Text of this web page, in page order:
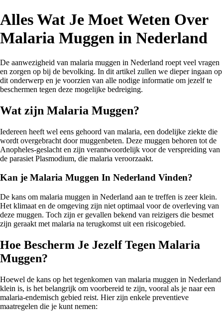
Alles Wat Je Moet Weten Over
Malaria Muggen in Nederland
De aanwezigheid van malaria muggen in Nederland roept veel vragen
en zorgen op bij de bevolking. In dit artikel zullen we dieper ingaan op
dit onderwerp en je voorzien van alle nodige informatie om jezelf te
beschermen tegen deze mogelijke bedreiging.
Wat zijn Malaria Muggen?
Iedereen heeft wel eens gehoord van malaria, een dodelijke ziekte die
wordt overgebracht door muggenbeten. Deze muggen behoren tot de
Anopheles-geslacht en zijn verantwoordelijk voor de verspreiding van
de parasiet Plasmodium, die malaria veroorzaakt.
Kan je Malaria Muggen In Nederland Vinden?
De kans om malaria muggen in Nederland aan te treffen is zeer klein.
Het klimaat en de omgeving zijn niet optimaal voor de overleving van
deze muggen. Toch zijn er gevallen bekend van reizigers die besmet
zijn geraakt met malaria na terugkomst uit een risicogebied.
Hoe Bescherm Je Jezelf Tegen Malaria
Muggen?
Hoewel de kans op het tegenkomen van malaria muggen in Nederland
klein is, is het belangrijk om voorbereid te zijn, vooral als je naar een
malaria-endemisch gebied reist. Hier zijn enkele preventieve
maatregelen die je kunt nemen: